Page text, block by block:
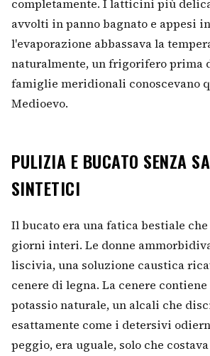
completamente. I latticini più
avvolti in panno bagnato e appesi
l'evaporazione abbassava la
naturalmente, un frigorifero prima
famiglie meridionali conoscevano
Medioevo.
PULIZIA E BUCATO SENZA
SINTETICI
Il bucato era una fatica bestiale
giorni interi. Le donne
liscivia, una soluzione caustica
cenere di legna. La cenere
potassio naturale, un alcali che
esattamente come i detersivi
peggio, era uguale, solo che